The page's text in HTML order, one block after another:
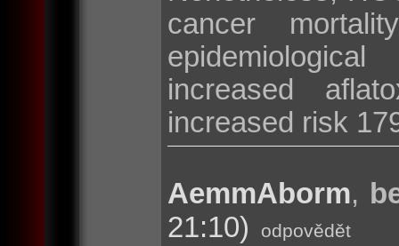
cancer
increased
increased risk
AemmAborm,
21:10)
odpovědět